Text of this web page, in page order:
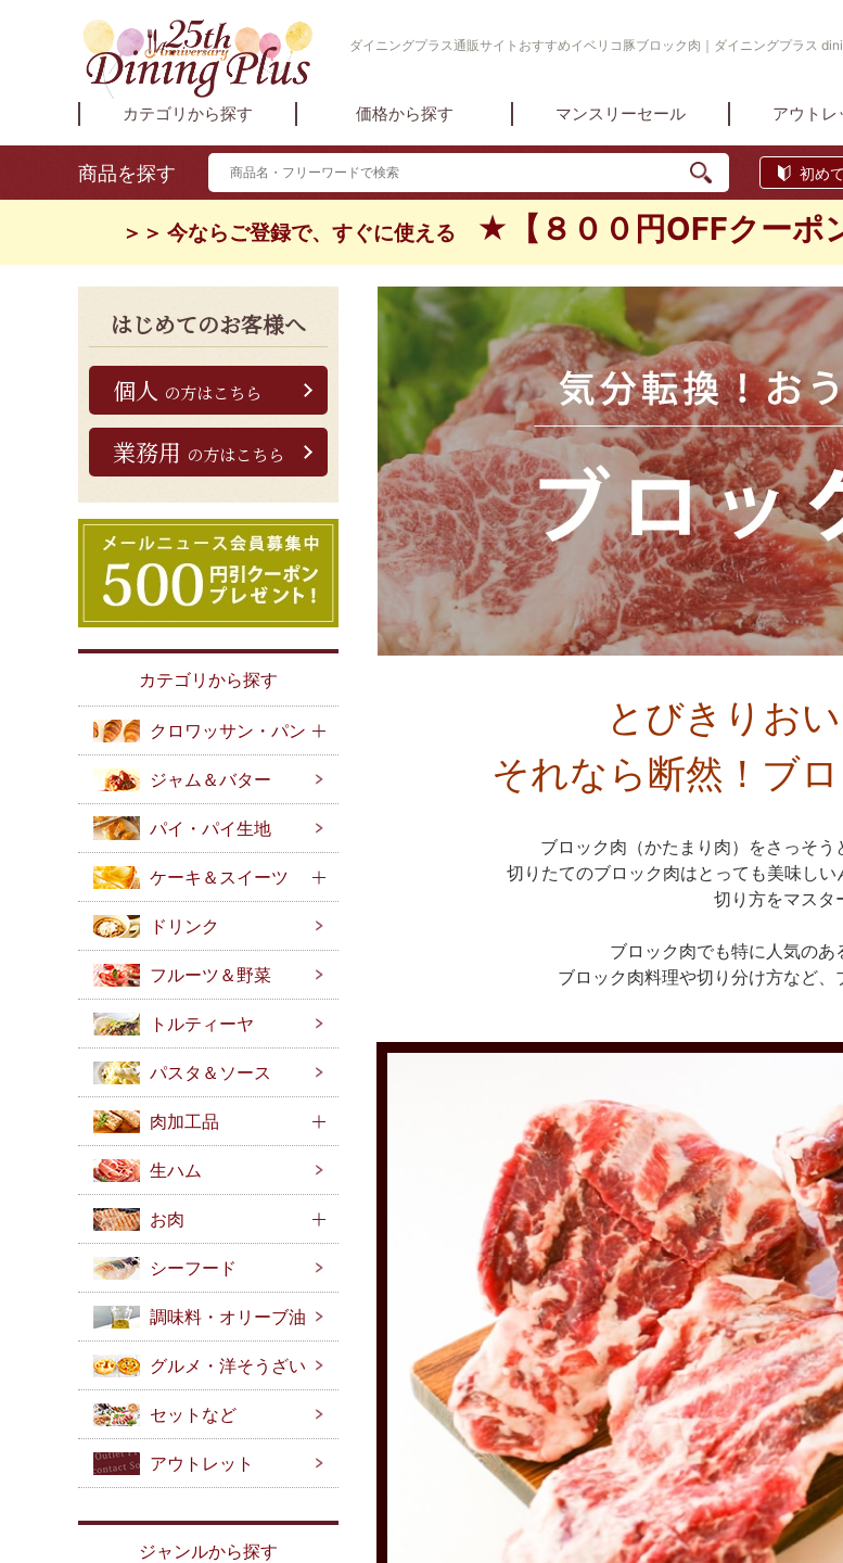
ダイニングプラス通販サイトおすすめイベリコ豚ブロック肉｜ダイニングプラス
カテゴリから探す 価格から探す マンスリーセール アウトレ
商品を探す 初め
＞＞ 今ならご登録で、すぐに使える ★【８００円OFFクーポ
はじめてのお客様へ
個人 の方はこちら
業務用 の方はこちら
カテゴリから探す
クロワッサン・パン
ジャム＆バター
パイ・パイ生地
ケーキ＆スイーツ
ドリンク
フルーツ＆野菜
トルティーヤ
パスタ＆ソース
肉加工品
生ハム
お肉
シーフード
調味料・オリーブ油
グルメ・洋そうざい
セットなど
アウトレット
ジャンルから探す
とびきりお
それなら断然！ブ
ブロック肉（かたまり肉）をさっそ
切りたてのブロック肉はとっても美味しい
切り方をマスタ
ブロック肉でも特に人気の
ブロック肉料理や切り分け方など、